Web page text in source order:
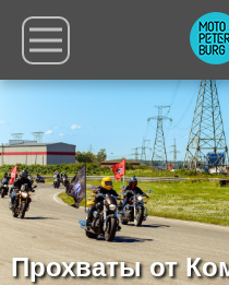
Прохваты от